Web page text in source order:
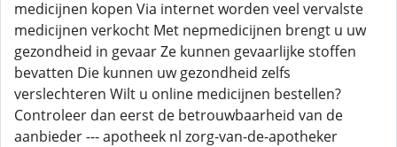
medicijnen kopen Via internet worden veel vervalste
medicijnen verkocht Met nepmedicijnen brengt u uw
gezondheid in gevaar Ze kunnen gevaarlijke stoffen
bevatten Die kunnen uw gezondheid zelfs
verslechteren Wilt u online medicijnen bestellen?
Controleer dan eerst de betrouwbaarheid van de
aanbieder --- apotheek nl zorg-van-de-apotheker